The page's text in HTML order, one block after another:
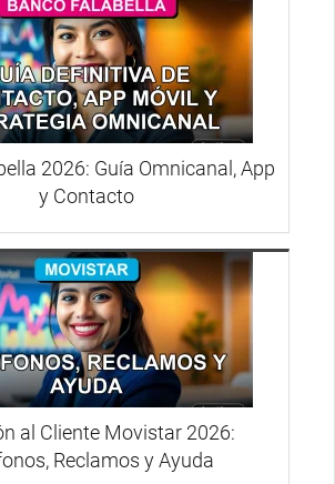
2026: Guía Omnicanal, App
y Contacto
al Cliente Movistar 2026:
Reclamos y Ayuda